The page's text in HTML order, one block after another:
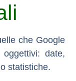
che Google
date,
statistiche.